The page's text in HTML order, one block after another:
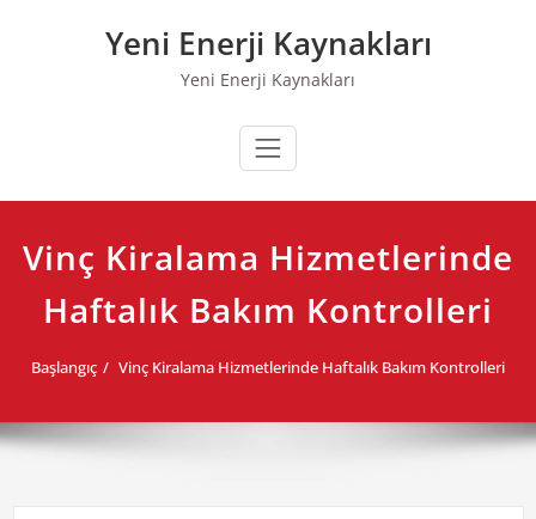
Yeni Enerji Kaynakları
Yeni Enerji Kaynakları
Vinç Kiralama Hizmetlerinde
Haftalık Bakım Kontrolleri
Başlangıç Vinç Kiralama Hizmetlerinde Haftalık Bakım Kontrolleri